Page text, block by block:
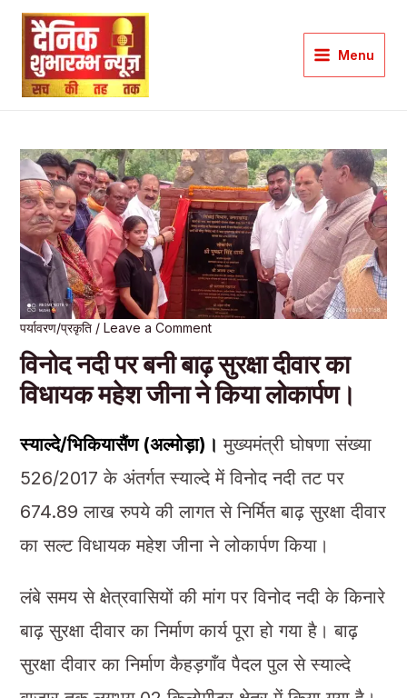
Skip
content
Main
Menu
पर्यावरण/प्रकृति/ Leave a Comment
विनोद नदी पर बनी बाढ़ सुरक्षा दीवार का
विधायक महेश जीना ने किया लोकार्पण।
स्याल्दे/भिकियासैंण (अल्मोड़ा)। मुख्यमंत्री घोषणा संख्या
526/2017 के अंतर्गत स्याल्दे में विनोद नदी तट पर
674.89 लाख रुपये की लागत से निर्मित बाढ़ सुरक्षा दीवार
का सल्ट विधायक महेश जीना ने लोकार्पण किया।
लंबे समय से क्षेत्रवासियों की मांग पर विनोद नदी के किनारे
बाढ़ सुरक्षा दीवार का निर्माण कार्य पूरा हो गया है। बाढ़
सुरक्षा दीवार का निर्माण कैहड़गाँव पैदल पुल से स्याल्दे